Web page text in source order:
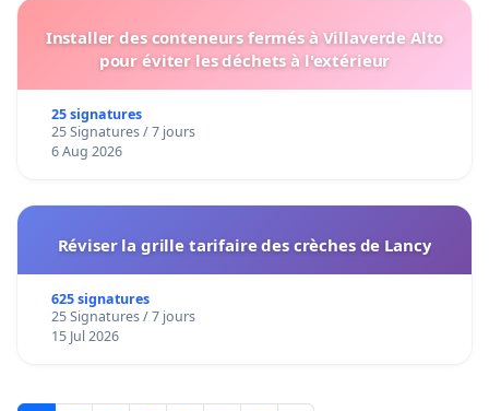
Installer des conteneurs fermés à Villaverde Alto
pour éviter les déchets à l'extérieur
25 signatures
25 Signatures / 7 jours
6 Aug 2026
Réviser la grille tarifaire des crèches de Lancy
625 signatures
25 Signatures / 7 jours
15 Jul 2026